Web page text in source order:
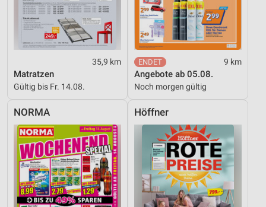
35,9 km
Matratzen
Gültig bis Fr. 14.08.
9 km
Angebote ab 05.08.
Noch morgen gültig
NORMA Höffner
Notwendig
Performance
Werbung